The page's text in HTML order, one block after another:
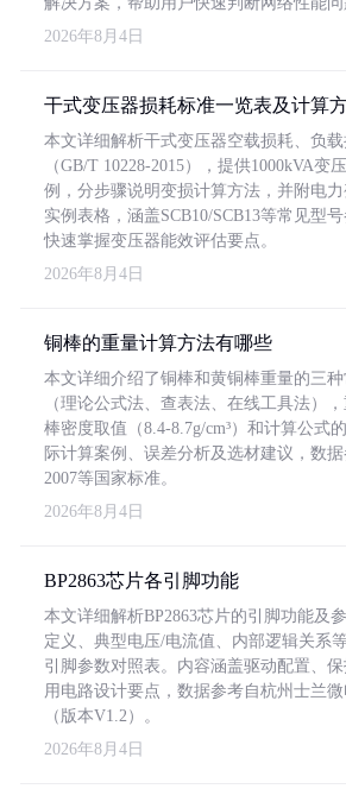
2026年8月4日
干式变压器损耗标准一览表及计算
本文详细解析干式变压器空载损耗、负
（GB/T 10228-2015），提供1000kVA变
例，分步骤说明变损计算方法，并附电
实例表格，涵盖SCB10/SCB13等常见型
快速掌握变压器能效评估要点。
2026年8月4日
铜棒的重量计算方法有哪些
本文详细介绍了铜棒和黄铜棒重量的三
（理论公式法、查表法、在线工具法）
棒密度取值（8.4-8.7g/cm³）和计算公式
际计算案例、误差分析及选材建议，数据
2007等国家标准。
2026年8月4日
BP2863芯片各引脚功能
本文详细解析BP2863芯片的引脚功能及
定义、典型电压/电流值、内部逻辑关系
引脚参数对照表。内容涵盖驱动配置、
用电路设计要点，数据参考自杭州士兰
（版本V1.2）。
2026年8月4日